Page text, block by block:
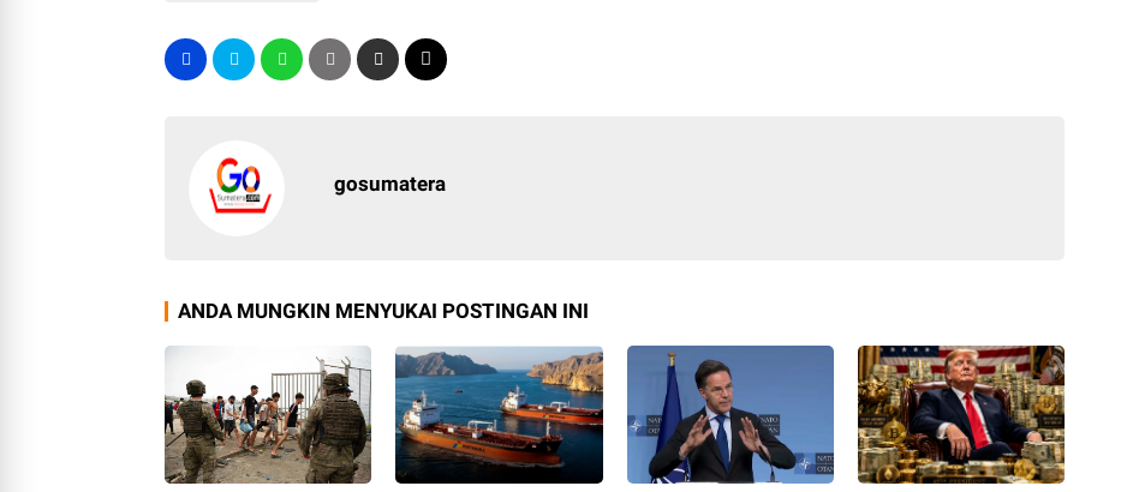
gosumatera
ANDA MUNGKIN MENYUKAI POSTINGAN INI